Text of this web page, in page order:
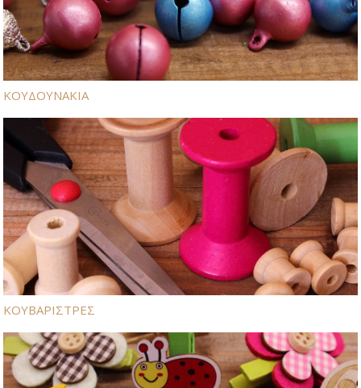
ΚΟΥΔΟΥΝΑΚΙΑ
ΚΟΥΒΑΡΙΣΤΡΕΣ